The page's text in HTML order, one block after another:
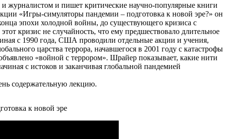
и журналистом и пишет критические научно-популярные книги
«Игры-симуляторы пандемии – подготовка к новой эре?» он
эпохи холодной войны, до существующего кризиса c
кризис не случайность, что ему предшествовало длительное
с 1990 года, США проводили отдельные акции и учения,
царства террора, начавшегося в 2001 году с катастрофы
«войной с террором». Шрайер показывает, какие нити
с истоков и заканчивая глобальной пандемией
содержательную лекцию.
к новой эре